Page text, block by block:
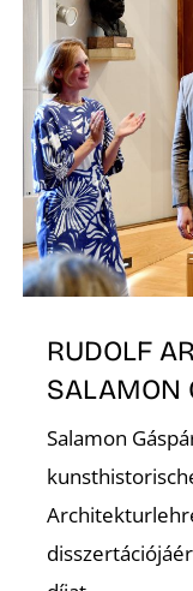
RUDOLF
SALAMON
Salamon